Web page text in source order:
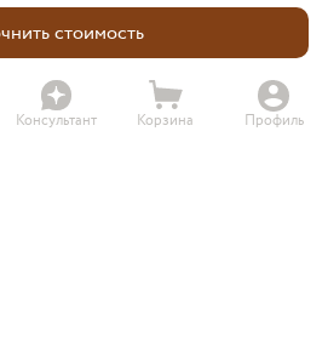
стоимость
Консультант Корзина Профиль